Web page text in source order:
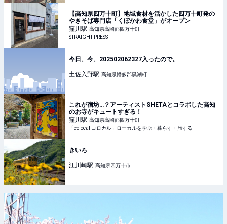
【高知県四万十町】地域食材を活かした四万十町発の
やきそば専門店「くぼかわ食堂」がオープン
窪川駅 高知県高岡郡四万十町
STRAIGHT PRESS
今日、今、202502062327入ったので。
土佐入野駅 高知県幡多郡黒潮町
これが宿坊…？アーティストSHETAとコラボした高知
のお寺がキュートすぎる！
窪川駅 高知県高岡郡四万十町
「colocal コロカル」ローカルを学ぶ・暮らす・旅する
きいろ
江川崎駅 高知県四万十市